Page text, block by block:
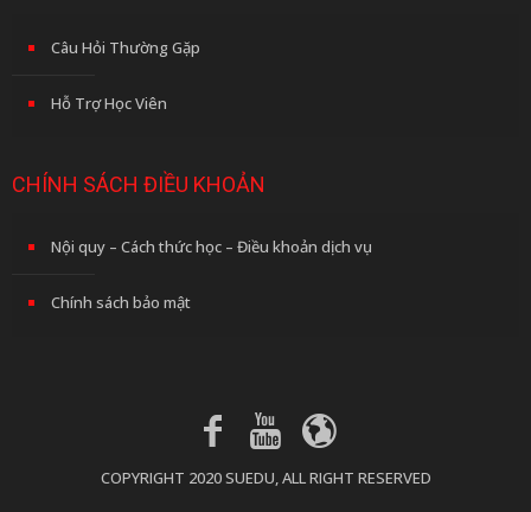
Câu Hỏi Thường Gặp
Hỗ Trợ Học Viên
CHÍNH SÁCH ĐIỀU KHOẢN
Nội quy – Cách thức học – Điều khoản dịch vụ
Chính sách bảo mật
COPYRIGHT 2020 SUEDU, ALL RIGHT RESERVED